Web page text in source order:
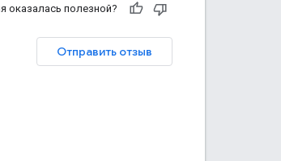
оказалась полезной?
Отправить отзыв